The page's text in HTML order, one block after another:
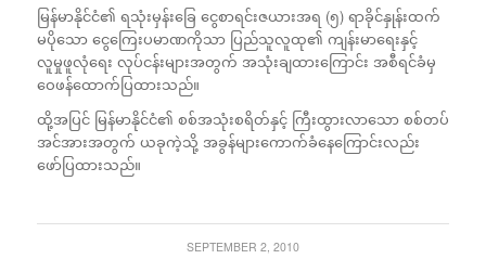
မြန်မာနိုင်ငံ၏ ရသုံးမှန်းခြေ ငွေစာရင်းဇယားအရ (၅) ရာခိုင်နှုန်းထက်
မပိုသော ငွေကြေးပမာဏကိုသာ ပြည်သူလူထု၏ ကျန်းမာရေးနှင့်
လူမှုဖူလုံရေး လုပ်ငန်းများအတွက် အသုံးချထားကြောင်း အစီရင်ခံမှ
ဝေဖန်ထောက်ပြထားသည်။
ထို့အပြင် မြန်မာနိုင်ငံ၏ စစ်အသုံးစရိတ်နှင့် ကြီးထွားလာသော စစ်တပ်
အင်အားအတွက် ယခုကဲ့သို့ အခွန်များကောက်ခံနေကြောင်းလည်း
ဖော်ပြထားသည်။
SEPTEMBER 2, 2010